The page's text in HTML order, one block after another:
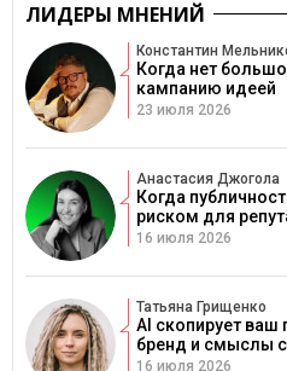
ЛИДЕРЫ МНЕНИЙ
Константин
Когда нет
кампанию идеей
23 июля 2026
Анастасия Джогола
Когда
риском для
16 июля 2026
Татьяна Грищенко
AI скопирует ваш
бренд и смыслы
16 июля 2026